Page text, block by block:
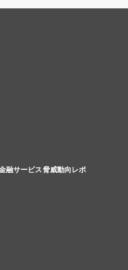
融サービス脅威動向レポ